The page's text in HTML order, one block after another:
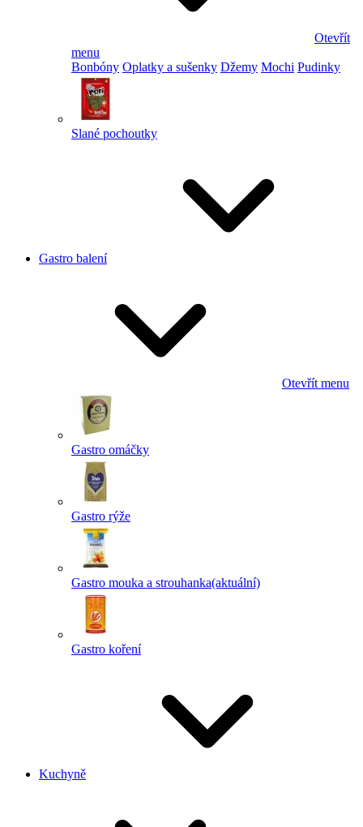
Otevřít
menu
Bonbóny Oplatky a sušenky Džemy Mochi Pudinky
Slané pochoutky
Gastro balení
Otevřít menu
Gastro omáčky
Gastro rýže
Gastro mouka a strouhanka(aktuální)
Gastro koření
Kuchyně